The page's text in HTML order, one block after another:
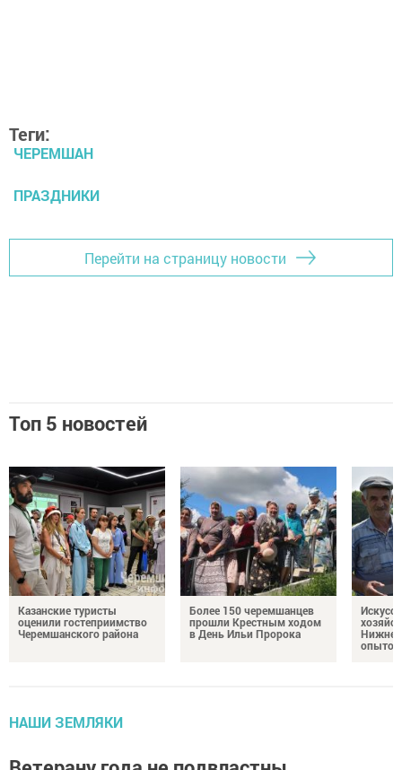
Теги:
ЧЕРЕМШАН
ПРАЗДНИКИ
Перейти на страницу новости
Топ 5 новостей
Казанские туристы
оценили гостеприимство
Черемшанского района
Более 150 черемшанцев
прошли Крестным ходом
в День Ильи Пророка
Нижней
опытом
НАШИ ЗЕМЛЯКИ